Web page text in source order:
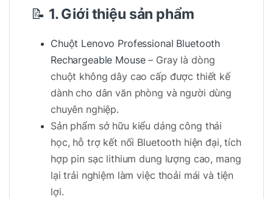
📝 1. Giới thiệu sản phẩm
Chuột Lenovo Professional Bluetooth
Rechargeable Mouse– Gray là dòng
chuột không dây cao cấp được thiết kế
dành cho dân văn phòng và người dùng
chuyên nghiệp.
Sản phẩm sở hữu kiểu dáng công thái
học, hỗ trợ kết nối Bluetooth hiện đại, tích
hợp pin sạc lithium dung lượng cao, mang
lại trải nghiệm làm việc thoải mái và tiện
lợi.